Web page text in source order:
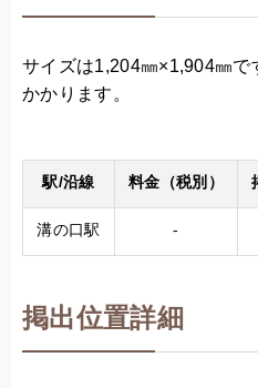
サイズは1,204㎜×1,904㎜​で
かかります。
駅/沿線 料金（税別）
溝の口駅 -
掲出位置詳細